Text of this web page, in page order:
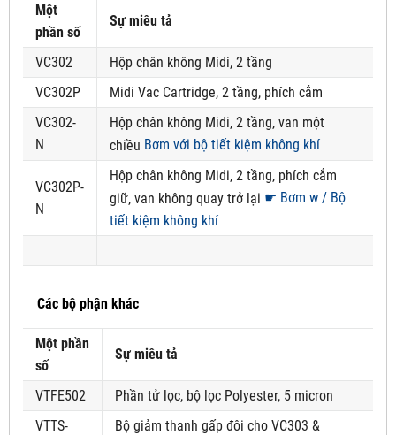
Một
phần số
Sự miêu tả
VC302
Hộp chân không Midi, 2 tầng
VC302P
Midi Vac Cartridge, 2 tầng, phích cắm
VC302-
N
Hộp chân không Midi, 2 tầng, van một
chiều Bơm với bộ tiết kiệm không khí
VC302P-
N
Hộp chân không Midi, 2 tầng, phích cắm
giữ, van không quay trở lại ☛ Bơm w / Bộ
tiết kiệm không khí
Các bộ phận khác
Một phần
số
Sự miêu tả
VTFE502
Phần tử lọc, bộ lọc Polyester, 5 micron
VTTS-
Bộ giảm thanh gấp đôi cho VC303 &